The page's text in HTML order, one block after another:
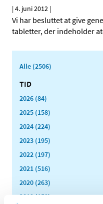
|4. juni 2012 |
Vi har besluttet at give
tabletter, der indeholder
Alle (2506)
TID
2026 (84)
2025 (158)
2024 (224)
2023 (195)
2022 (197)
2021 (516)
2020 (263)
2019 (159)